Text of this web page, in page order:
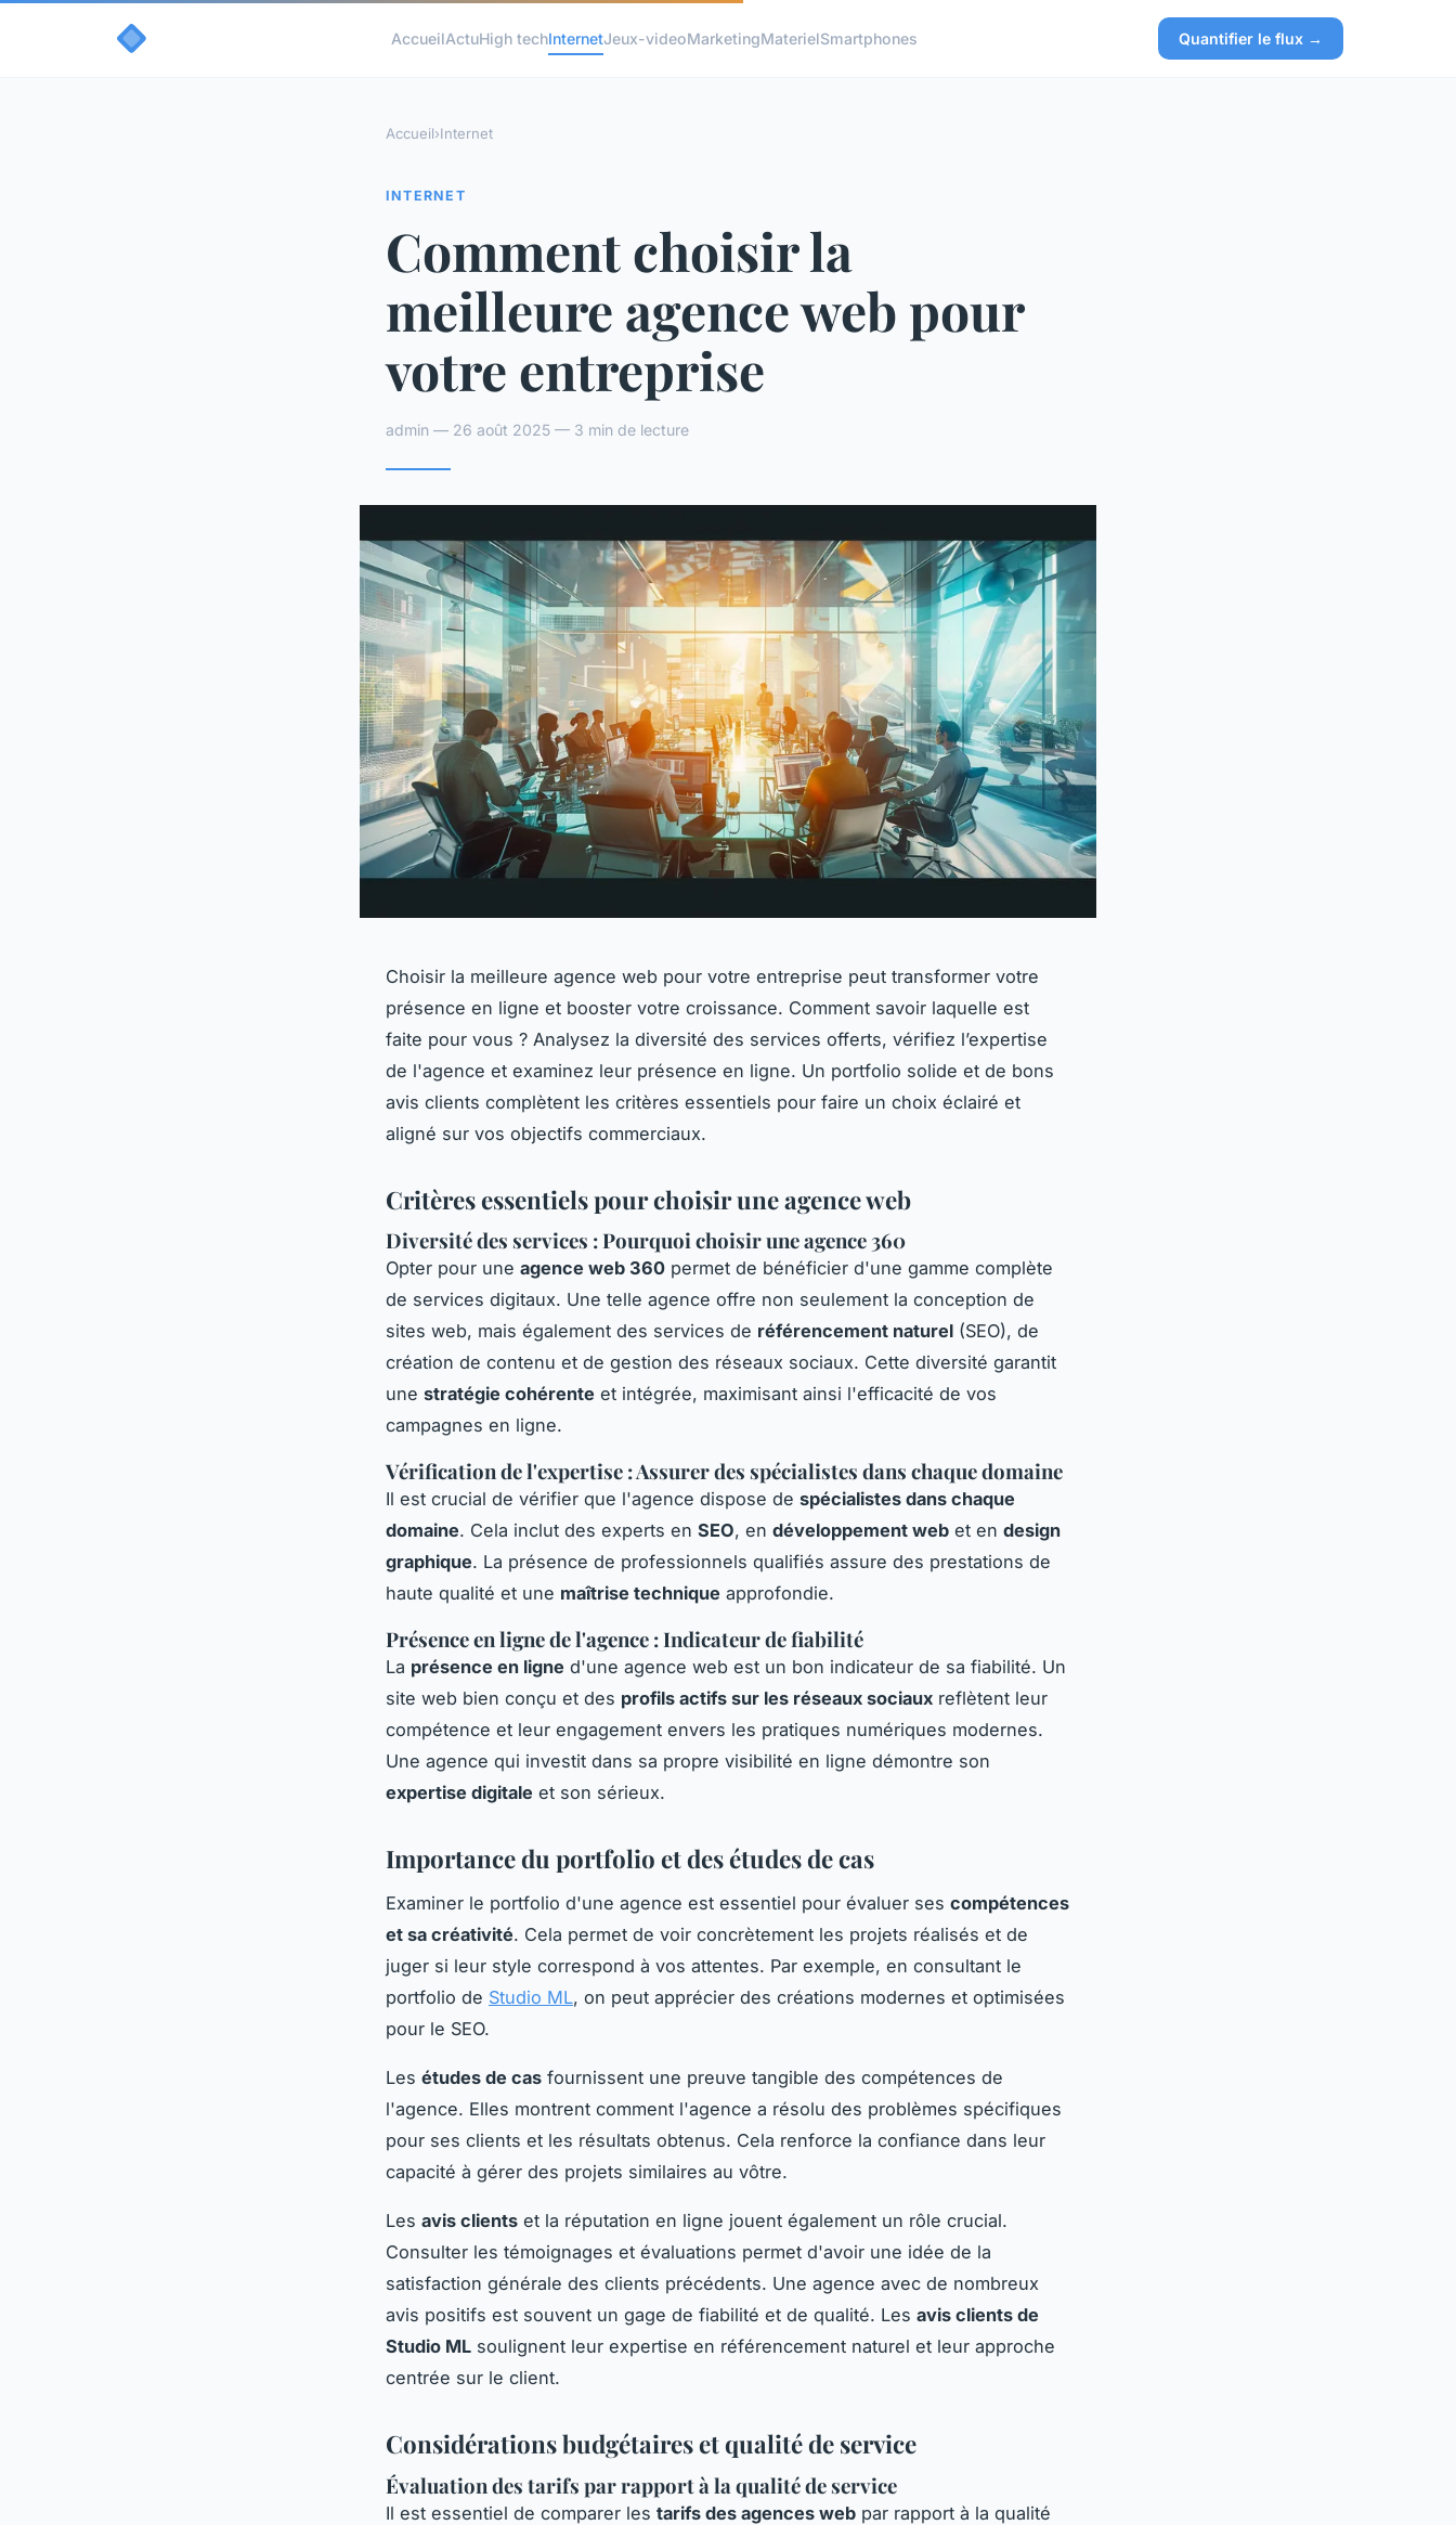
AccueilActuHigh techInternetJeux-videoMarketingMaterielSmartphones Quantifier le flux →
Accueil›Internet
INTERNET
Comment choisir la
meilleure agence web pour
votre entreprise
admin — 26 août 2025 — 3 min de lecture
Choisir la meilleure agence web pour votre entreprise peut transformer votre
présence en ligne et booster votre croissance. Comment savoir laquelle est
faite pour vous ? Analysez la diversité des services offerts, vérifiez l’expertise
de l'agence et examinez leur présence en ligne. Un portfolio solide et de bons
avis clients complètent les critères essentiels pour faire un choix éclairé et
aligné sur vos objectifs commerciaux.
Critères essentiels pour choisir une agence web
Diversité des services : Pourquoi choisir une agence 360
Opter pour une agence web 360 permet de bénéficier d'une gamme complète
de services digitaux. Une telle agence offre non seulement la conception de
sites web, mais également des services de référencement naturel (SEO), de
création de contenu et de gestion des réseaux sociaux. Cette diversité garantit
une stratégie cohérente et intégrée, maximisant ainsi l'efficacité de vos
campagnes en ligne.
Vérification de l'expertise : Assurer des spécialistes dans chaque domaine
Il est crucial de vérifier que l'agence dispose de spécialistes dans chaque
domaine. Cela inclut des experts en SEO, en développement web et en design
graphique. La présence de professionnels qualifiés assure des prestations de
haute qualité et une maîtrise technique approfondie.
Présence en ligne de l'agence : Indicateur de fiabilité
La présence en ligne d'une agence web est un bon indicateur de sa fiabilité. Un
site web bien conçu et des profils actifs sur les réseaux sociaux reflètent leur
compétence et leur engagement envers les pratiques numériques modernes.
Une agence qui investit dans sa propre visibilité en ligne démontre son
expertise digitale et son sérieux.
Importance du portfolio et des études de cas
Examiner le portfolio d'une agence est essentiel pour évaluer ses compétences
et sa créativité. Cela permet de voir concrètement les projets réalisés et de
juger si leur style correspond à vos attentes. Par exemple, en consultant le
portfolio de Studio ML, on peut apprécier des créations modernes et optimisées
pour le SEO.
Les études de cas fournissent une preuve tangible des compétences de
l'agence. Elles montrent comment l'agence a résolu des problèmes spécifiques
pour ses clients et les résultats obtenus. Cela renforce la confiance dans leur
capacité à gérer des projets similaires au vôtre.
Les avis clients et la réputation en ligne jouent également un rôle crucial.
Consulter les témoignages et évaluations permet d'avoir une idée de la
satisfaction générale des clients précédents. Une agence avec de nombreux
avis positifs est souvent un gage de fiabilité et de qualité. Les avis clients de
Studio ML soulignent leur expertise en référencement naturel et leur approche
centrée sur le client.
Considérations budgétaires et qualité de service
Évaluation des tarifs par rapport à la qualité de service
Il est essentiel de comparer les tarifs des agences web par rapport à la qualité